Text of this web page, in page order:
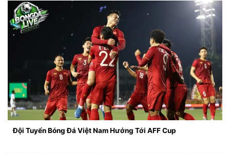
Đội Tuyển Bóng Đá Việt Nam Hướng Tới AFF Cup